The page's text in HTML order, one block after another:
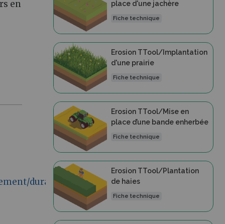
en
durabilite_environnement/bassins.html
place d'une jachère
Fiche technique
Erosion TTool/Implantation
d'une prairie
Fiche technique
Erosion TTool/Mise en
place d’une bande enherbée
Fiche technique
Erosion TTool/Plantation
de haies
Fiche technique